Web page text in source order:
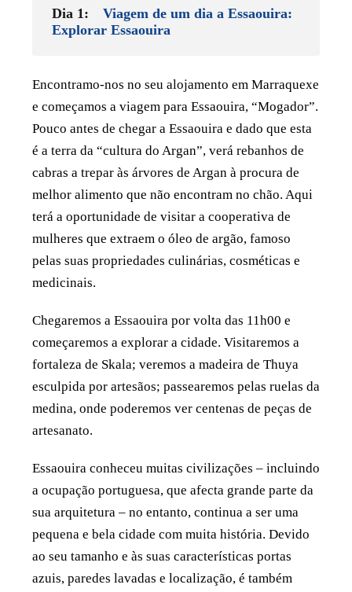
Morocco and Traverse Morocco. Without doubt
absolutely Zayed. Any thanks for a great holiday )
Dia 1:
Viagem de um dia a Essaouira:
Explorar Essaouira
Encontramo-nos no seu alojamento em Marraquexe
e começamos a viagem para Essaouira, “Mogador”.
Pouco antes de chegar a Essaouira e dado que esta
é a terra da “cultura do Argan”, verá rebanhos de
cabras a trepar às árvores de Argan à procura de
melhor alimento que não encontram no chão. Aqui
terá a oportunidade de visitar a cooperativa de
mulheres que extraem o óleo de argão, famoso
pelas suas propriedades culinárias, cosméticas e
medicinais.
Chegaremos a Essaouira por volta das 11h00 e
começaremos a explorar a cidade. Visitaremos a
fortaleza de Skala; veremos a madeira de Thuya
esculpida por artesãos; passearemos pelas ruelas da
medina, onde poderemos ver centenas de peças de
artesanato.
Essaouira conheceu muitas civilizações – incluindo
a ocupação portuguesa, que afecta grande parte da
sua arquitetura – no entanto, continua a ser uma
pequena e bela cidade com muita história. Devido
ao seu tamanho e às suas características portas
azuis, paredes lavadas e localização, é também